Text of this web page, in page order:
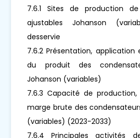
7.6.1 Sites de production
ajustables Johanson
desservie
7.6.2 Présentation,
du produit des
Johanson (variables)
7.6.3 Capacité de
marge brute des
(variables) (2023-2033)
7.6.4 Principales activités